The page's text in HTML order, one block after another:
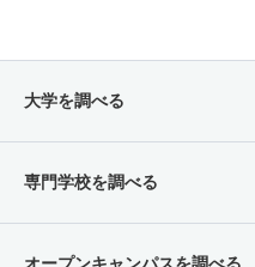
大学を調べる
専門学校を調べる
オープンキャンパスを調べる